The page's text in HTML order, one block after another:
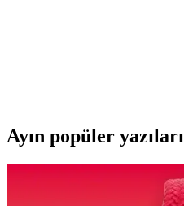
Ayın popüler yazıları